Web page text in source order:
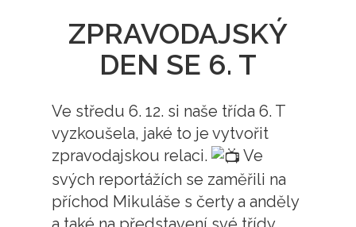
ZPRAVODAJSKÝ
DEN SE 6. T
Ve středu 6. 12. si naše třída 6. T
vyzkoušela, jaké to je vytvořit
zpravodajskou relaci.
Ve
svých reportážích se zaměřili na
příchod Mikuláše s čerty a anděly